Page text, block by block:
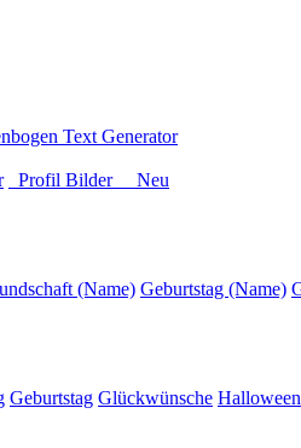
Text Generator
Profil Bilder Neu
(Name) Geburtstag (Name)
Geburtstag Glückwünsche Halloween